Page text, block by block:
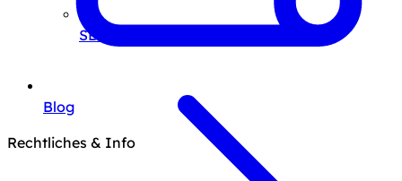
SEO-Beratung
Blog
Rechtliches & Info